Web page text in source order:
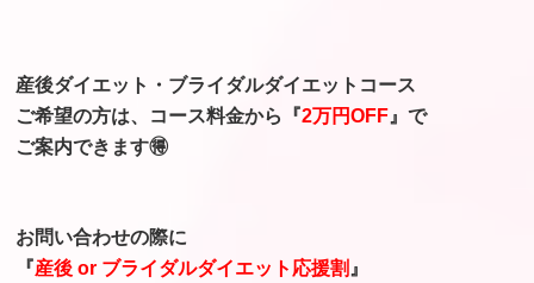
産後ダイエット・ブライダルダイエットコース
ご希望の方は、 コース料金から『2万円OFF 』で
ご案内できます🉐
お問い合わせの際に
『産後 or ブライダルダイエット応援割 』